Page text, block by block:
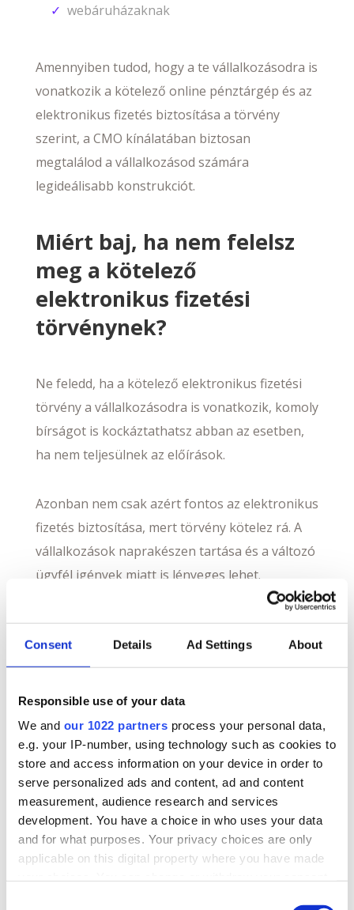
Consent Details Ad Settings About
Responsible use of your data
We and our 1022 partners process your personal data,
e.g. your IP-number, using technology such as cookies to
store and access information on your device in order to
serve personalized ads and content, ad and content
measurement, audience research and services
development. You have a choice in who uses your data
and for what purposes. Your privacy choices are only
applicable on this digital property where you have made
webáruházaknak
Amennyiben tudod, hogy a te vállalkozásodra is
vonatkozik a kötelező online pénztárgép és az
elektronikus fizetés biztosítása a törvény
szerint, a CMO kínálatában biztosan
megtalálod a vállalkozásod számára
legideálisabb konstrukciót.
Miért baj, ha nem felelsz
meg a kötelező
elektronikus fizetési
törvénynek?
Ne feledd, ha a kötelező elektronikus fizetési
törvény a vállalkozásodra is vonatkozik, komoly
bírságot is kockáztathatsz abban az esetben,
ha nem teljesülnek az előírások.
Azonban nem csak azért fontos az elektronikus
fizetés biztosítása, mert törvény kötelez rá. A
vállalkozások naprakészen tartása és a változó
ügyfél igények miatt is lényeges lehet.
A bankkártyához szokott vásárlók száma is
egyre növekszik, mindenképp érdemes szem
előtt tartani, hogy ma már az emberek
többségének igénye, hogy fizethessen
bankkártyával. Az irány egyértelmű, az vásárlók
egyre többen, egyre többször inkább
választják az elektronikus fizetési
lehetőségeket. Az a vállalkozás mely nem fordít
figyelmet a vásárlói szokásokra könnyen
találhatja magát abban a kellemetlen
szituációban, hogy vevői átszoknak más
kereskedőkhöz.